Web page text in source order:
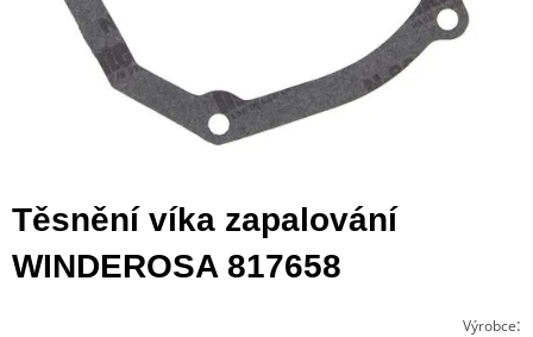
Těsnění víka zapalování
WINDEROSA 817658
Výrobce: